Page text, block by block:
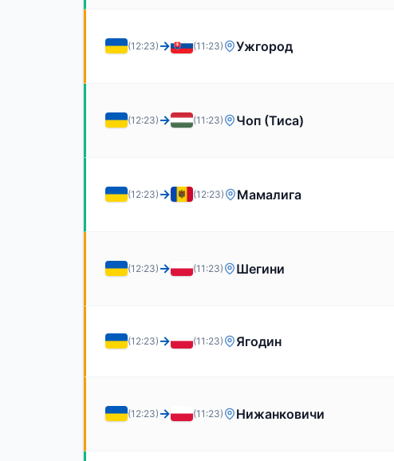
(12:23) → (11:23) Ужгород
(12:23) → (11:23) Чоп (Тиса)
(12:23) → (12:23) Мамалига
(12:23) → (11:23) Шегини
(12:23) → (11:23) Ягодин
(12:23) → (11:23) Нижанковичи